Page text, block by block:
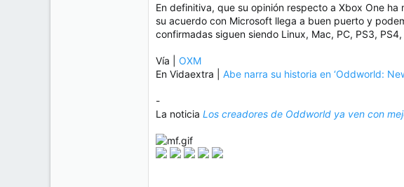
En definitiva, que su opinión respecto a Xbox One
su acuerdo con Microsoft llega a buen puerto y
confirmadas siguen siendo Linux, Mac, PC, PS3, PS4,
Vía | OXM
En Vidaextra | Abe narra su historia en ‘Oddworld: New
-
La noticia Los creadores de Oddworld ya ven con